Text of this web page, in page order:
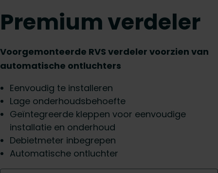
Premium verdeler
Voorgemonteerde RVS verdeler voorzien van
automatische ontluchters
Eenvoudig te installeren
Lage onderhoudsbehoefte
Geïntegreerde kleppen voor eenvoudige
installatie en onderhoud
Debietmeter inbegrepen
Automatische ontluchter